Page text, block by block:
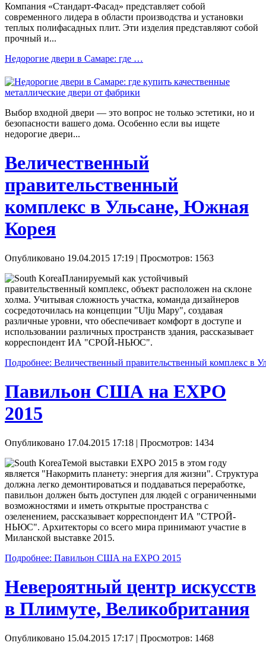
Компания «Стандарт-Фасад» представляет собой
современного лидера в области производства и установки
теплых полифасадных плит. Эти изделия представляют собой
прочный и...
Недорогие двери в Самаре: где …
Выбор входной двери — это вопрос не только эстетики, но и
безопасности вашего дома. Особенно если вы ищете
недорогие двери...
Величественный
правительственный
комплекс в Ульсане, Южная
Корея
Опубликовано 19.04.2015 17:19 | Просмотров: 1563
Планируемый как устойчивый
правительственный комплекс, объект расположен на склоне
холма. Учитывая сложность участка, команда дизайнеров
сосредоточилась на концепции "Ulju Мару", создавая
различные уровни, что обеспечивает комфорт в доступе и
использовании различных пространств здания, рассказывает
корреспондент ИА "СРОЙ-НЬЮС".
Подробнее: Величественный правительственный комплекс в
Павильон США на EXPO
2015
Опубликовано 17.04.2015 17:18 | Просмотров: 1434
Темой выставки EXPO 2015 в этом году
является "Накормить планету: энергия для жизни". Структура
должна легко демонтироваться и поддаваться переработке,
павильон должен быть доступен для людей с ограниченными
возможностями и иметь открытые пространства с
озеленением, рассказывает корреспондент ИА "СТРОЙ-
НЬЮС". Архитекторы со всего мира принимают участие в
Миланской выставке 2015.
Подробнее: Павильон США на EXPO 2015
Невероятный центр искусств
в Плимуте, Великобритания
Опубликовано 15.04.2015 17:17 | Просмотров: 1468